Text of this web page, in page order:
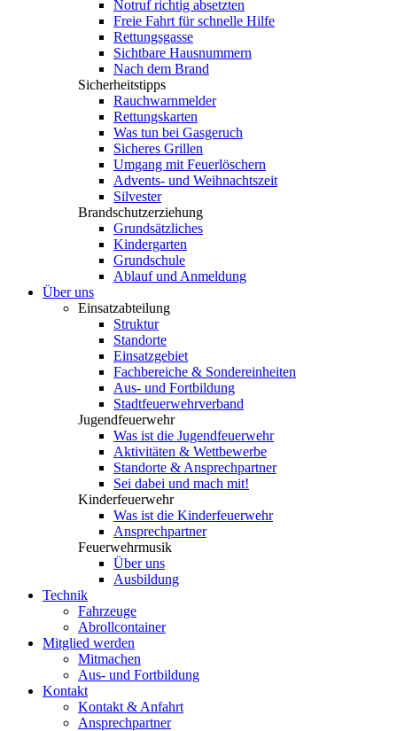
Notruf richtig absetzten
Freie Fahrt für schnelle Hilfe
Rettungsgasse
Sichtbare Hausnummern
Nach dem Brand
Sicherheitstipps
Rauchwarnmelder
Rettungskarten
Was tun bei Gasgeruch
Sicheres Grillen
Umgang mit Feuerlöschern
Advents- und Weihnachtszeit
Silvester
Brandschutzerziehung
Grundsätzliches
Kindergarten
Grundschule
Ablauf und Anmeldung
Über uns
Einsatzabteilung
Struktur
Standorte
Einsatzgebiet
Fachbereiche & Sondereinheiten
Aus- und Fortbildung
Stadtfeuerwehrverband
Jugendfeuerwehr
Was ist die Jugendfeuerwehr
Aktivitäten & Wettbewerbe
Standorte & Ansprechpartner
Sei dabei und mach mit!
Kinderfeuerwehr
Was ist die Kinderfeuerwehr
Ansprechpartner
Feuerwehrmusik
Über uns
Ausbildung
Technik
Fahrzeuge
Abrollcontainer
Mitglied werden
Mitmachen
Aus- und Fortbildung
Kontakt
Kontakt & Anfahrt
Ansprechpartner